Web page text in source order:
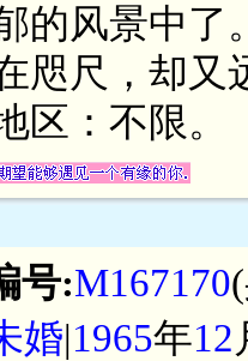
的风景中了
咫尺，却又
区：不限。
号:M167170
婚|1965年12